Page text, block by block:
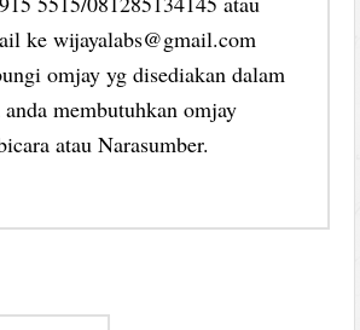
ke wijayalabs@gmail.com
omjay yg disediakan dalam
membutuhkan omjay
atau Narasumber.